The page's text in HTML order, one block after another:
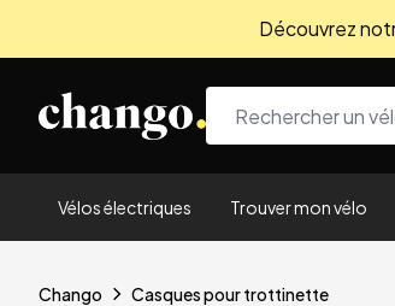
Découvrez
Vélos électriques Trouver mon vélo
Chango Casques pour trottinette